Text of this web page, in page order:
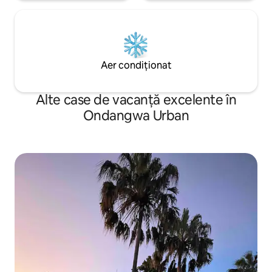
Aer condiționat
Alte case de vacanță excelente în
Ondangwa Urban